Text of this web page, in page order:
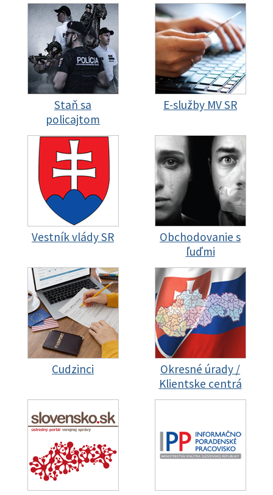
Staň sa
policajtom
E-služby MV SR
Vestník vlády SR
Obchodovanie s
ľuďmi
Cudzinci
Okresné úrady /
Klientske centrá